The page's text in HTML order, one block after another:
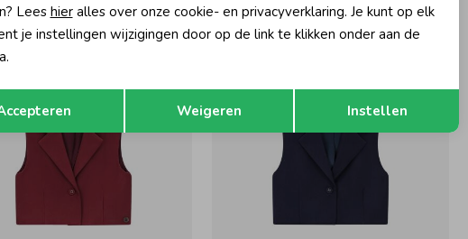
Vanaf 38,95
Terug Opslaan
Lees hieralles over onze cookie- en privacyverklaring. Je kunt op elk
je instellingen wijzigingen door op de link te klikken onder aan de
Weigeren Instellen